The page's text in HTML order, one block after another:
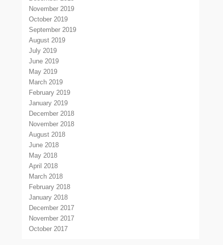
November 2019
October 2019
September 2019
August 2019
July 2019
June 2019
May 2019
March 2019
February 2019
January 2019
December 2018
November 2018
August 2018
June 2018
May 2018
April 2018
March 2018
February 2018
January 2018
December 2017
November 2017
October 2017